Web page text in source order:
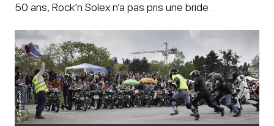
50 ans, Rock’n Solex n’a pas pris une bride.